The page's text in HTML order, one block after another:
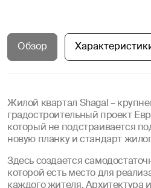
Обзор
Жилой квартал Shagal –
градостроительный проект
который не подстраивается
новую планку и стандарт
Здесь создается
которой есть место для
каждого жителя. Архитектура